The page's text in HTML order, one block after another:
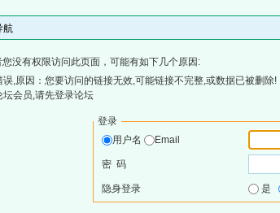
航
没有权限访问此页面，可能有如下几个原因:
误,原因：您要访问的链接无效,可能链接不完整,或数据已被删除!
坛会员,请先登录论坛
登录
用户名
Email
密 码
隐身登录 是